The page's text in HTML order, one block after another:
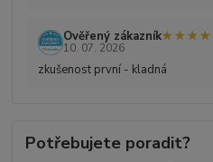
Ověřený zákazník
10. 07. 2026
zkušenost první - kladná
Potřebujete poradit?